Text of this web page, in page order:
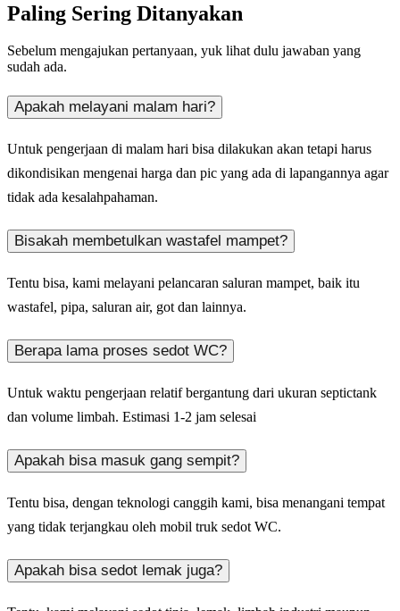
Paling Sering Ditanyakan
Sebelum mengajukan pertanyaan, yuk lihat dulu jawaban yang
sudah ada.
Apakah melayani malam hari?
Untuk pengerjaan di malam hari bisa dilakukan akan tetapi harus
dikondisikan mengenai harga dan pic yang ada di lapangannya agar
tidak ada kesalahpahaman.
Bisakah membetulkan wastafel mampet?
Tentu bisa, kami melayani pelancaran saluran mampet, baik itu
wastafel, pipa, saluran air, got dan lainnya.
Berapa lama proses sedot WC?
Untuk waktu pengerjaan relatif bergantung dari ukuran septictank
dan volume limbah. Estimasi 1-2 jam selesai
Apakah bisa masuk gang sempit?
Tentu bisa, dengan teknologi canggih kami, bisa menangani tempat
yang tidak terjangkau oleh mobil truk sedot WC.
Apakah bisa sedot lemak juga?